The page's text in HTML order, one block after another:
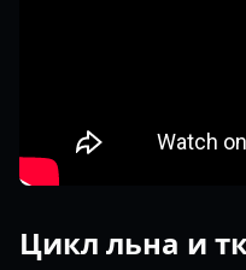
Цикл льна и